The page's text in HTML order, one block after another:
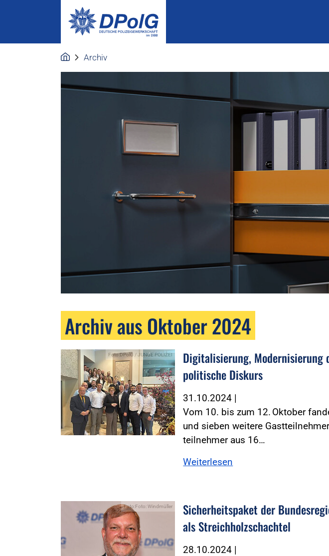
Archiv
Archiv aus Oktober 2024
Foto:DPolG / JUNGE POLIZEI
Digitalisierung, Modernisierung
politische Diskurs
31.10.2024 |
Vom 10. bis zum 12. Oktober
und sieben weitere
teilnehmer aus 16…
Weiterlesen
Foto:Foto: Windmüller
Sicherheitspaket der
als Streichholzschachtel
28.10.2024 |